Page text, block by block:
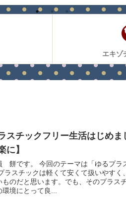
エキゾ
スチックフリー生活はじめま
に】
餅です。 今回のテーマは「ゆるプラ
ラスチックは軽くて安くて扱いやすく
のだと思います。でも、そのプラス
境にとって良...